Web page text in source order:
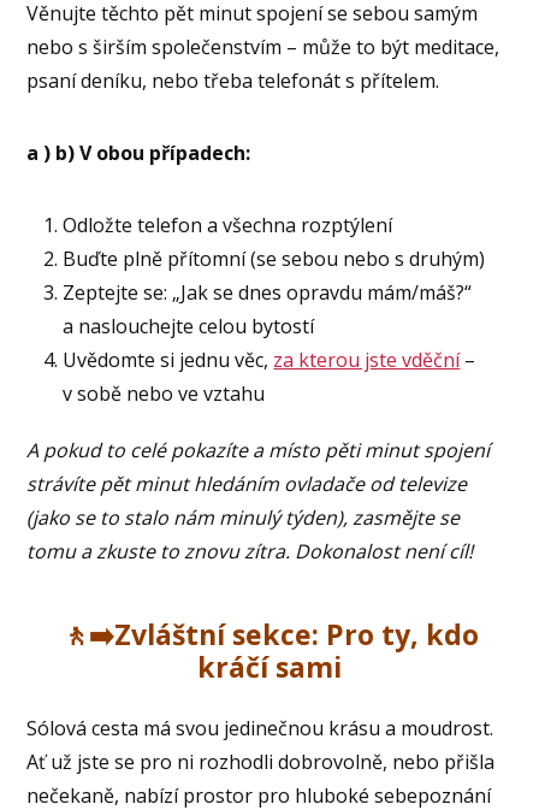
Věnujte těchto pět minut spojení se sebou samým
nebo s širším společenstvím – může to být meditace,
psaní deníku, nebo třeba telefonát s přítelem.
a ) b) V obou případech:
Odložte telefon a všechna rozptýlení
Buďte plně přítomní (se sebou nebo s druhým)
Zeptejte se: „Jak se dnes opravdu mám/máš?“
a naslouchejte celou bytostí
Uvědomte si jednu věc, za kterou jste vděční–
v sobě nebo ve vztahu
A pokud to celé pokazíte a místo pěti minut spojení
strávíte pět minut hledáním ovladače od televize
(jako se to stalo nám minulý týden), zasmějte se
tomu a zkuste to znovu zítra. Dokonalost není cíl!
🚶‍➡️Zvláštní sekce: Pro ty, kdo
kráčí sami
Sólová cesta má svou jedinečnou krásu a moudrost.
Ať už jste se pro ni rozhodli dobrovolně, nebo přišla
nečekaně, nabízí prostor pro hluboké sebepoznání